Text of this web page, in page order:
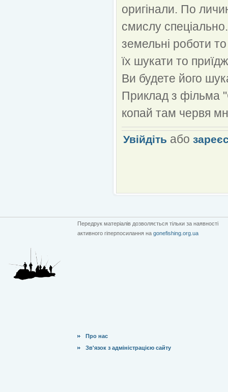
оригінали. По
смислу
земельні роботи
їх шукати то
Ви будете його
Приклад з фільма
копай там червя
Увійдіть або
Передрук матеріалів дозволяється тільки за наявності
активного гіперпосилання на gonefishing.org.ua
Про нас
Зв'язок з адміністрацією сайту